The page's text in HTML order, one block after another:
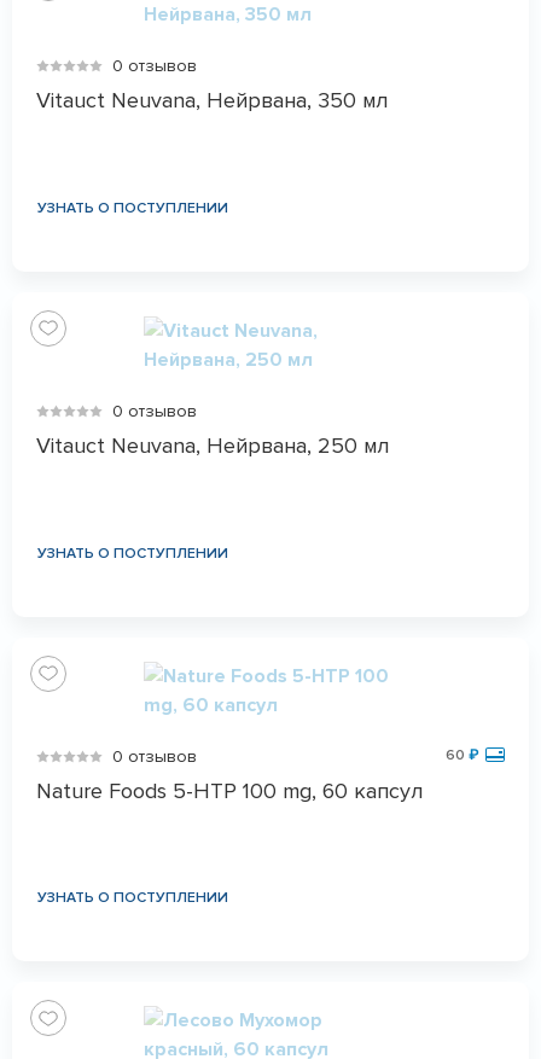
0 отзывов
Vitauct Neuvana, Нейрвана, 350 мл
УЗНАТЬ О ПОСТУПЛЕНИИ
0 отзывов
Vitauct Neuvana, Нейрвана, 250 мл
УЗНАТЬ О ПОСТУПЛЕНИИ
0 отзывов 60 ₽
Nature Foods 5-HTP 100 mg, 60 капсул
УЗНАТЬ О ПОСТУПЛЕНИИ